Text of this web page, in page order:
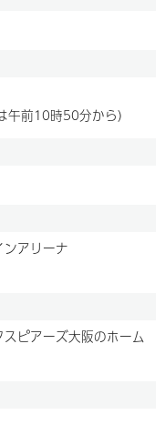
前10時50分から）
アリーナ
ピアーズ大阪のホーム